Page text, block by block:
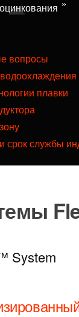
вопросы
плавки
службы